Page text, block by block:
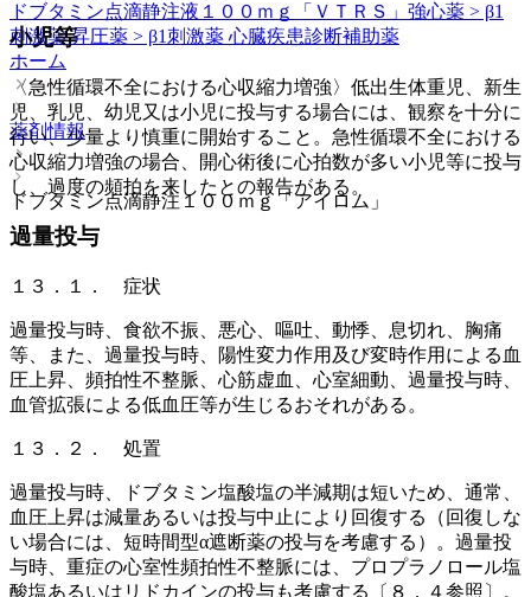
ドブタミン点滴静注液１００ｍｇ「ＶＴＲＳ」 強心薬 > β1
刺激薬 昇圧薬 > β1刺激薬 心臓疾患診断補助薬
ホーム
薬剤情報
ドブタミン点滴静注１００ｍｇ「アイロム」
小児等
〈急性循環不全における心収縮力増強〉低出生体重児、新生
児、乳児、幼児又は小児に投与する場合には、観察を十分に
行い、少量より慎重に開始すること。急性循環不全における
心収縮力増強の場合、開心術後に心拍数が多い小児等に投与
し、過度の頻拍を来したとの報告がある。
過量投与
１３．１． 症状
過量投与時、食欲不振、悪心、嘔吐、動悸、息切れ、胸痛
等、また、過量投与時、陽性変力作用及び変時作用による血
圧上昇、頻拍性不整脈、心筋虚血、心室細動、過量投与時、
血管拡張による低血圧等が生じるおそれがある。
１３．２． 処置
過量投与時、ドブタミン塩酸塩の半減期は短いため、通常、
血圧上昇は減量あるいは投与中止により回復する（回復しな
い場合には、短時間型α遮断薬の投与を考慮する）。過量投
与時、重症の心室性頻拍性不整脈には、プロプラノロール塩
酸塩あるいはリドカインの投与も考慮する〔８．４参照〕。